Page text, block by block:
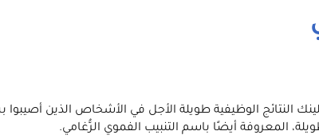
النتائج الوظيفية طويلة الأجل في الأشخاص الذين أصيبوا
المعروفة أيضًا باسم التنبيب الفموي الرُّغامي.